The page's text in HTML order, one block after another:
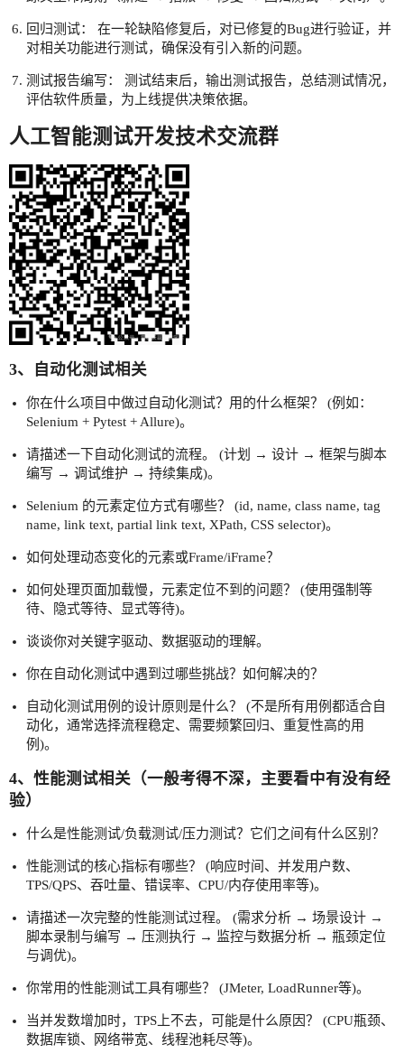
回归测试： 在一轮缺陷修复后，对已修复的Bug进行验证，并
对相关功能进行测试，确保没有引入新的问题。
测试报告编写： 测试结束后，输出测试报告，总结测试情况，
评估软件质量，为上线提供决策依据。
人工智能测试开发技术交流群
3、自动化测试相关
你在什么项目中做过自动化测试？用的什么框架？ (例如：
Selenium + Pytest + Allure)。
请描述一下自动化测试的流程。 (计划 → 设计 → 框架与脚本
编写 → 调试维护 → 持续集成)。
Selenium 的元素定位方式有哪些？ (id, name, class name, tag
name, link text, partial link text, XPath, CSS selector)。
如何处理动态变化的元素或Frame/iFrame？
如何处理页面加载慢，元素定位不到的问题？ (使用强制等
待、隐式等待、显式等待)。
谈谈你对关键字驱动、数据驱动的理解。
你在自动化测试中遇到过哪些挑战？如何解决的？
自动化测试用例的设计原则是什么？ (不是所有用例都适合自
动化，通常选择流程稳定、需要频繁回归、重复性高的用
例)。
4、性能测试相关（一般考得不深，主要看中有没有经
验）
什么是性能测试/负载测试/压力测试？它们之间有什么区别？
性能测试的核心指标有哪些？ (响应时间、并发用户数、
TPS/QPS、吞吐量、错误率、CPU/内存使用率等)。
请描述一次完整的性能测试过程。 (需求分析 → 场景设计 →
脚本录制与编写 → 压测执行 → 监控与数据分析 → 瓶颈定位
与调优)。
你常用的性能测试工具有哪些？ (JMeter, LoadRunner等)。
当并发数增加时，TPS上不去，可能是什么原因？ (CPU瓶颈、
数据库锁、网络带宽、线程池耗尽等)。